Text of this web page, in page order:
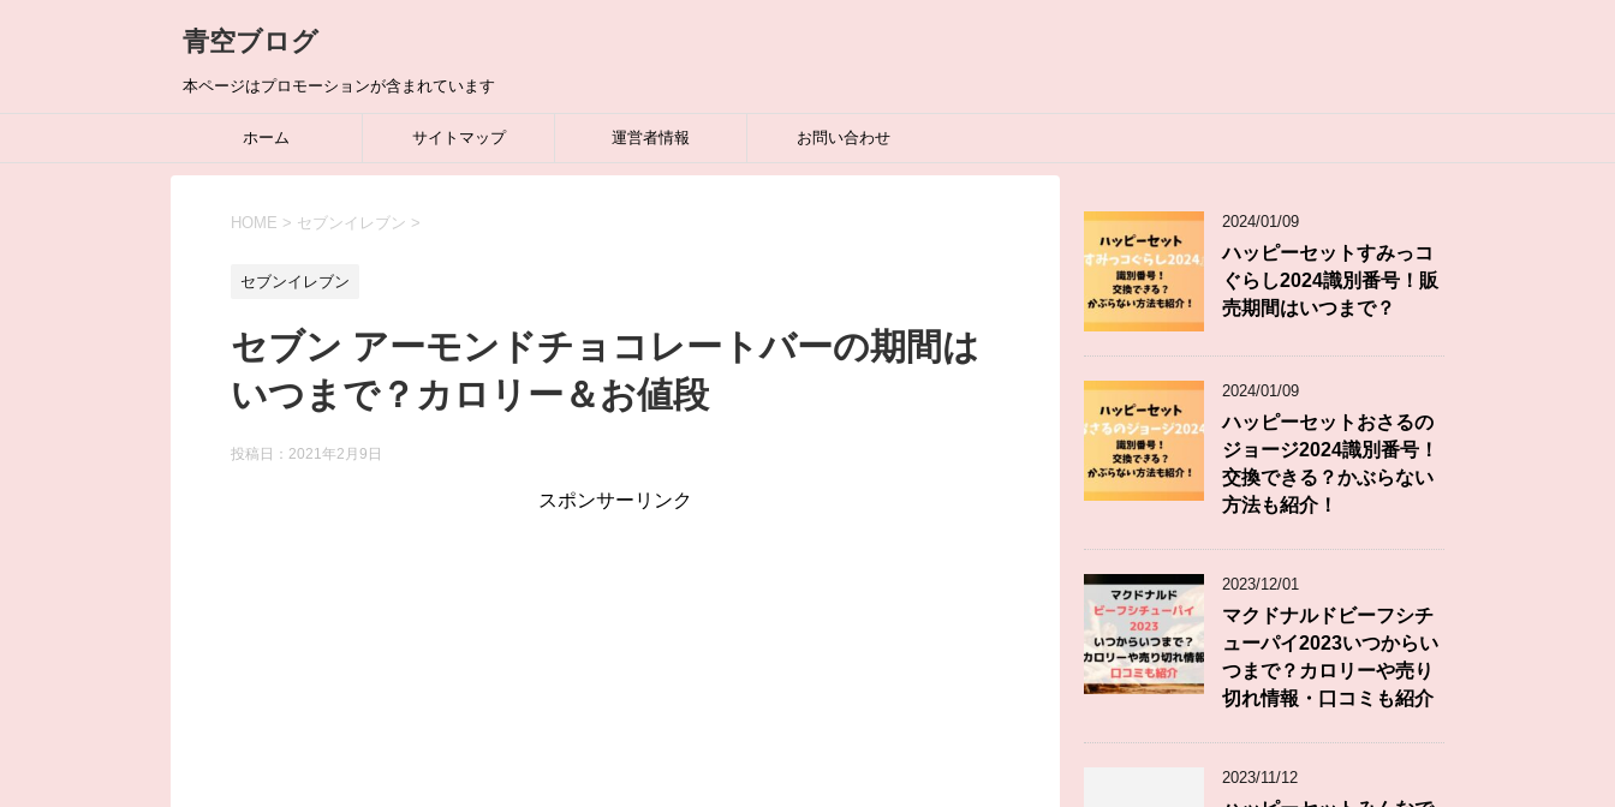
青空ブログ
本ページはプロモーションが含まれています
ホーム サイトマップ 運営者情報 お問い合わせ
HOME > セブンイレブン >
セブンイレブン
セブン アーモンドチョコレートバーの期間は
いつまで？カロリー＆お値段
投稿日： 2021年2月9日
スポンサーリンク
2024/01/09
ハッピーセットすみっコ
ぐらし2024識別番号！販
売期間はいつまで？
2024/01/09
ハッピーセットおさるの
ジョージ2024識別番号！
交換できる？かぶらない
方法も紹介！
2023/12/01
マクドナルドビーフシチ
ューパイ2023いつからい
つまで？カロリーや売り
切れ情報・口コミも紹介
2023/11/12